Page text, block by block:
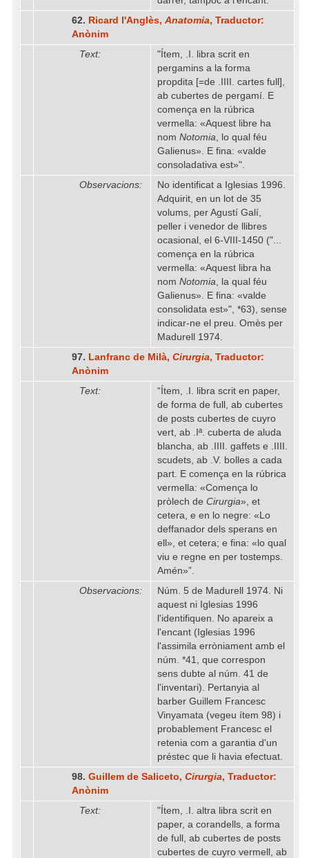
62. Ricard l'Anglès, Anatomia, Traductor:
Anònim
Text:
"Ítem, .I. libra scrit en
pergamins a la forma
propdita [=de .IIII. cartes full],
ab cubertes de pergamí. E
comença en la rúbrica
vermella: «Aquest libre ha
nom Notomia, lo qual féu
Galienus». E fina: «valde
consoladativa est»".
Observacions:
No identificat a Iglesias 1996.
Adquirit, en un lot de 35
volums, per Agustí Galí,
peller i venedor de llibres
ocasional, el 6-VIII-1450 ("...
comença en la rúbrica
vermella: «Aquest libra ha
nom Notomia, la qual féu
Galienus». E fina: «valde
consolidata est»", *63), sense
indicar-ne el preu. Omès per
Madurell 1974.
97. Lanfranc de Milà, Cirurgia, Traductor:
Anònim
Text:
“Ítem, .I. libra scrit en paper,
de forma de full, ab cubertes
de posts cubertes de cuyro
vert, ab .Iª. cuberta de aluda
blancha, ab .IIII. gaffets e .IIII.
scudets, ab .V. bolles a cada
part. E comença en la rúbrica
vermella: «Comença lo
pròlech de Cirurgia», et
cetera, e en lo negre: «Lo
deffanador dels sperans en
ell», et cetera; e fina: «lo qual
viu e regne en per tostemps.
Amén»”.
Observacions:
Núm. 5 de Madurell 1974. Ni
aquest ni Iglesias 1996
l'identifiquen. No apareix a
l'encant (Iglesias 1996
l'assimila erròniament amb el
núm. *41, que correspon
sens dubte al núm. 41 de
l'inventari). Pertanyia al
barber Guillem Francesc
Vinyamata (vegeu ítem 98) i
probablement Francesc el
retenia com a garantia d'un
préstec que li havia efectuat.
98. Guillem de Saliceto, Cirurgia, Traductor:
Anònim
Text:
"Ítem, .I. altra libra scrit en
paper, a corandells, a forma
de full, ab cubertes de posts
cubertes de cuyro vermell, ab